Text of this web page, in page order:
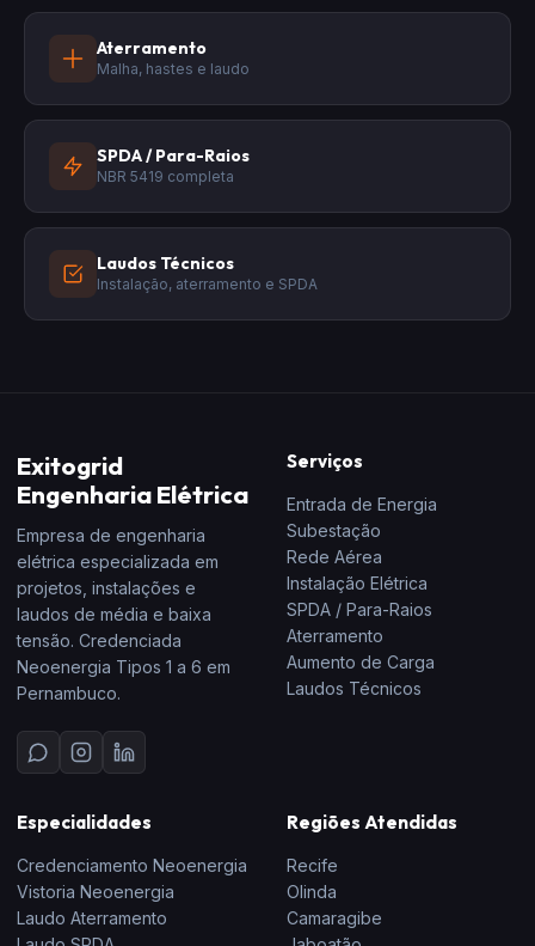
Aterramento
Malha, hastes e laudo
SPDA / Para-Raios
NBR 5419 completa
Laudos Técnicos
Instalação, aterramento e SPDA
Exitogrid
Engenharia Elétrica
Empresa de engenharia
elétrica especializada em
projetos, instalações e
laudos de média e baixa
tensão. Credenciada
Neoenergia Tipos 1 a 6 em
Pernambuco.
Serviços
Entrada de Energia
Subestação
Rede Aérea
Instalação Elétrica
SPDA / Para-Raios
Aterramento
Aumento de Carga
Laudos Técnicos
Especialidades
Credenciamento Neoenergia
Vistoria Neoenergia
Laudo Aterramento
Regiões Atendidas
Recife
Olinda
Camaragibe